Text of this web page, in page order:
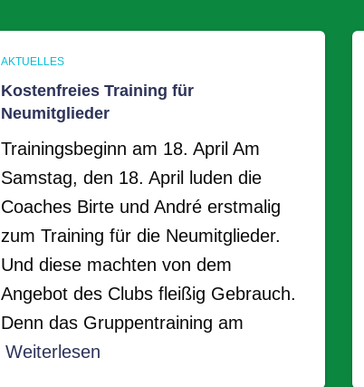
AKTUELLES
Kostenfreies Training für
Neumitglieder
Trainingsbeginn am 18. April Am
Samstag, den 18. April luden die
Coaches Birte und André erstmalig
zum Training für die Neumitglieder.
Und diese machten von dem
Angebot des Clubs fleißig Gebrauch.
Denn das Gruppentraining am
Weiterlesen